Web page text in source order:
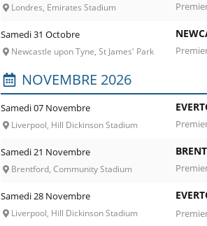
Londres, Emirates Stadium
Samedi 31 Octobre
Newcastle upon Tyne, St James' Park
NOVEMBRE 2026
Samedi 07 Novembre
Liverpool, Hill Dickinson Stadium
Samedi 21 Novembre
Brentford, Community Stadium
Samedi 28 Novembre
Liverpool, Hill Dickinson Stadium